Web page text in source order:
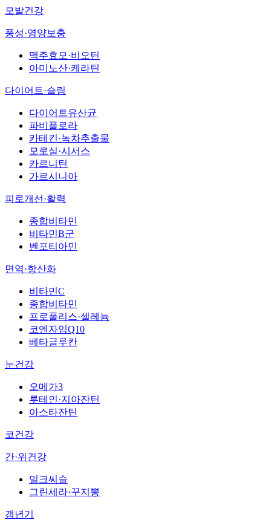
모발건강
풍성·영양보충
맥주효모·비오틴
아미노산·케라틴
다이어트·슬림
다이어트유산균
파비플로라
카테킨·녹차추출물
모로실·시서스
카르니틴
가르시니아
피로개선·활력
종합비타민
비타민B군
벤포티아민
면역·항산화
비타민C
종합비타민
프로폴리스·셀레늄
코엔자임Q10
베타글루칸
눈건강
오메가3
루테인·지아잔틴
아스타잔틴
코건강
간·위건강
밀크씨슬
그린세라·꾸지뽕
갱년기